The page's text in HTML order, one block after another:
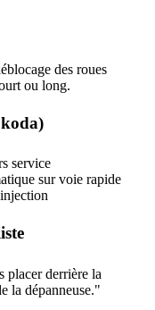
des roues
ou long.
)
service
sur voie rapide
placer derrière la
la dépanneuse."